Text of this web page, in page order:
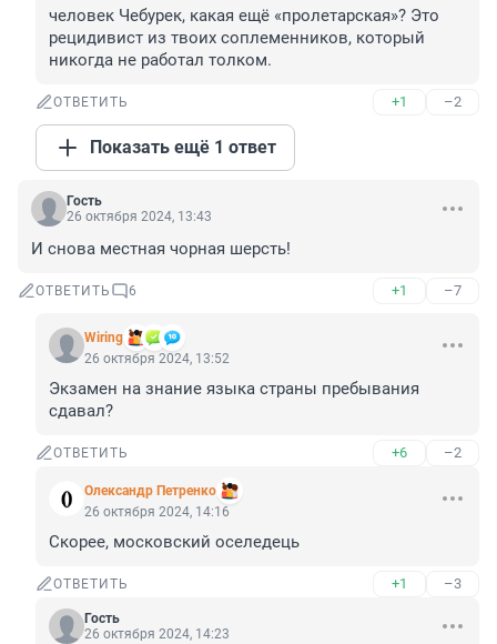
человек Чебурек, какая ещё «пролетарская»? Это
рецидивист из твоих соплеменников, который
никогда не работал толком.
ОТВЕТИТЬ +1 –2
Показать ещё 1 ответ
Гость
26 октября 2024, 13:43
И снова местная чорная шерсть!
ОТВЕТИТЬ 6 +1 –7
Wiring
26 октября 2024, 13:52
Экзамен на знание языка страны пребывания
сдавал?
ОТВЕТИТЬ +6 –2
Олександр Петренко
26 октября 2024, 14:16
Скорее, московский оселедець
ОТВЕТИТЬ +1 –3
Гость
26 октября 2024, 14:23